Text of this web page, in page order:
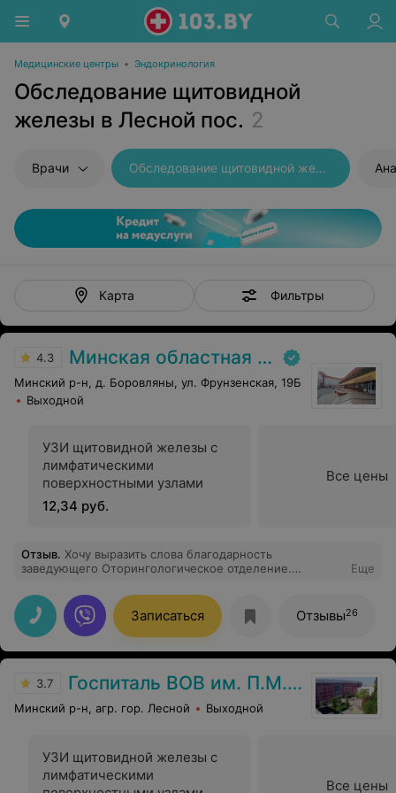
Медицинские центры • Эндокринология
Обследование щитовидной
железы в Лесной пос. 2
Врачи Обследование щитовидной железы
Карта Фильтры
4.3 Минская областная детская клиническая больница
Минский р-н, д. Боровляны, ул. Фрунзенская, 19Б
Выходной
УЗИ щитовидной железы с
лимфатическими
поверхностными узлами
12,34 руб.
Все цены
Отзыв. Хочу выразить слова благодарность
заведующего Оторингологическое отделение.
доктор. У Вас золотые руки, Вы — чуткий врач, Вы —
мой спаситель. Я Вам бесконечно благодарна за
высокий профессионализм, внимательность и заботу.
Отдельная моя благодарность за Ваши добрые и
теплые слова поддержки, слова, которые тоже лечат.
благополучия. Поциент Чипурко Екатерина
Еще
Записаться Отзывы26
3.7 Госпиталь ВОВ им. П.М. Машерова
Минский р-н, агр. гор. Лесной Выходной
УЗИ щитовидной железы с
лимфатическими
Все цены